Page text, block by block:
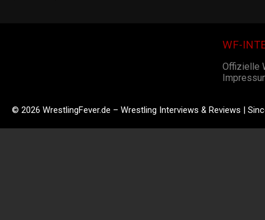
WF-
Offizielle
© 2026 WrestlingFever.de – Wrestling Interviews & Reviews |